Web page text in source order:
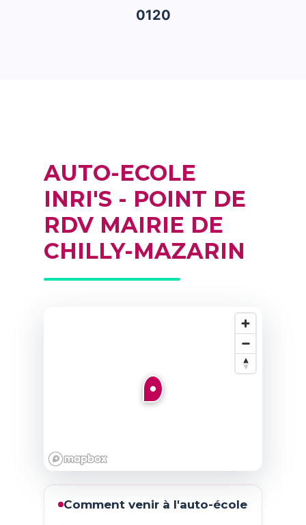
0120
AUTO-ECOLE
INRI'S - POINT DE
RDV MAIRIE DE
CHILLY-MAZARIN
Comment venir à l'auto-école